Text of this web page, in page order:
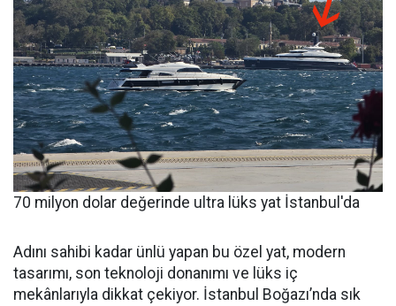
70 milyon dolar değerinde ultra lüks yat İstanbul'da
Adını sahibi kadar ünlü yapan bu özel yat, modern
tasarımı, son teknoloji donanımı ve lüks iç
mekânlarıyla dikkat çekiyor. İstanbul Boğazı’nda sık